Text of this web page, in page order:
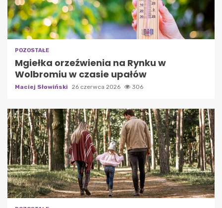
POZOSTAŁE
Mgiełka orzeźwienia na Rynku w
Wolbromiu w czasie upałów
Maciej Słowiński 26 czerwca 2026 306